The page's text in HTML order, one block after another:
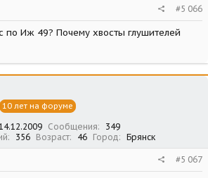
#5 066
по Иж 49? Почему хвосты глушителей
10 лет на форуме
Сообщения
349
356 Возраст 46 Город Брянск
#5 067